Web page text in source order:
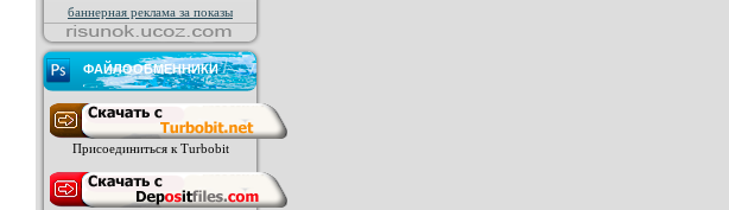
баннерная реклама за показы
ФАЙЛООБМЕННИКИ
Присоединиться к Turbobit